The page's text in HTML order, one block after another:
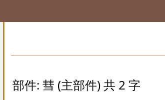
部件: 彗 (主部件) 共 2 字